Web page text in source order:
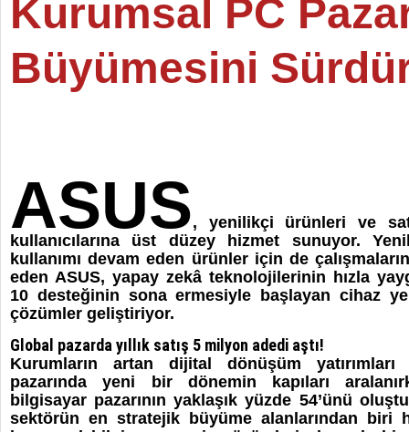
Kurumsal PC
Büyümesini
ASUS, yenilikçi ürünleri ve
kullanıcılarına üst düzey hizmet sunuyor.
kullanımı devam eden ürünler için de
eden ASUS, yapay zekâ teknolojilerinin hızla
10 desteğinin sona ermesiyle başlayan cihaz
çözümler geliştiriyor.
Global pazarda yıllık satış 5 milyon adedi aştı!
Kurumların artan dijital dönüşüm
pazarında yeni bir dönemin kapıları
bilgisayar pazarının yaklaşık yüzde 54’ünü
sektörün en stratejik büyüme alanlarından biri